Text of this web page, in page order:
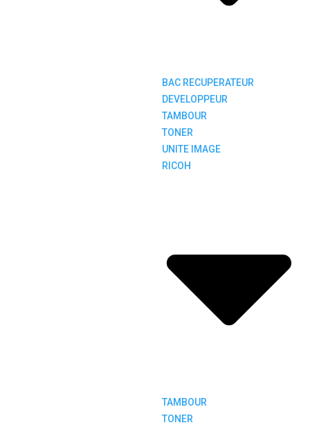
BAC RECUPERATEUR
DEVELOPPEUR
TAMBOUR
TONER
UNITE IMAGE
RICOH
TAMBOUR
TONER